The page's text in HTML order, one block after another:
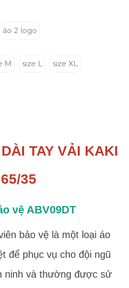
áo 2 logo
M size L size XL
TAY VẢI KAKI
65/35
vệ ABV09DT
bảo vệ là một loại áo
để phục vụ cho đội ngũ
ninh và thường được sử